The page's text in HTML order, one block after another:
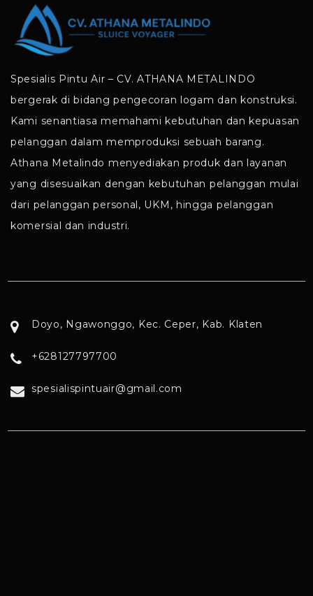
Spesialis Pintu Air – CV. ATHANA METALINDO
bergerak di bidang pengecoran logam dan konstruksi.
Kami senantiasa memahami kebutuhan dan kepuasan
pelanggan dalam memproduksi sebuah barang.
Athana Metalindo menyediakan produk dan layanan
yang disesuaikan dengan kebutuhan pelanggan mulai
dari pelanggan personal, UKM, hingga pelanggan
komersial dan industri.
Doyo, Ngawonggo, Kec. Ceper, Kab. Klaten
+628127797700
spesialispintuair@gmail.com